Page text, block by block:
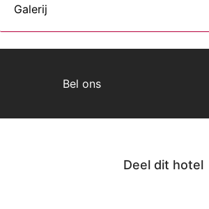
Galerij
Bel ons
Deel dit hotel